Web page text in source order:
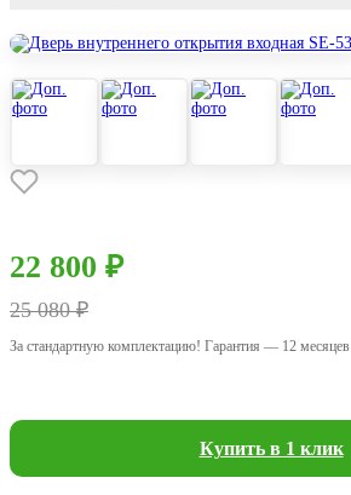
22 800 ₽
25 080 ₽
За стандартную комплектацию! Гарантия — 12 месяцев
Купить в 1 клик